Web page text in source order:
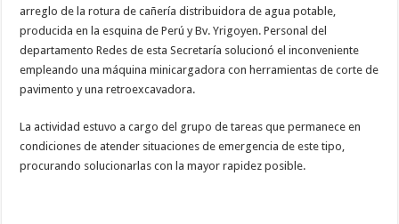
arreglo de la rotura de cañería distribuidora de agua potable,
producida en la esquina de Perú y Bv. Yrigoyen. Personal del
departamento Redes de esta Secretaría solucionó el inconveniente
empleando una máquina minicargadora con herramientas de corte de
pavimento y una retroexcavadora.
La actividad estuvo a cargo del grupo de tareas que permanece en
condiciones de atender situaciones de emergencia de este tipo,
procurando solucionarlas con la mayor rapidez posible.